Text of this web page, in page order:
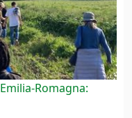
Romagna: